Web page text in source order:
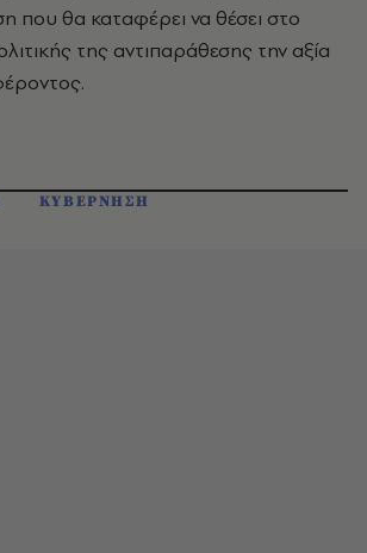
που θα καταφέρει να θέσει στο
της αντιπαράθεσης την αξία
ΚΥΒΕΡΝΗΣΗ